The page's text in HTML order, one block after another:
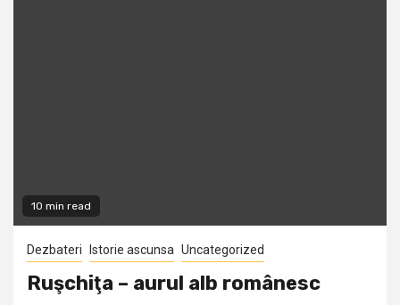
10 min read
Dezbateri Istorie ascunsa Uncategorized
Ruşchiţa – aurul alb românesc